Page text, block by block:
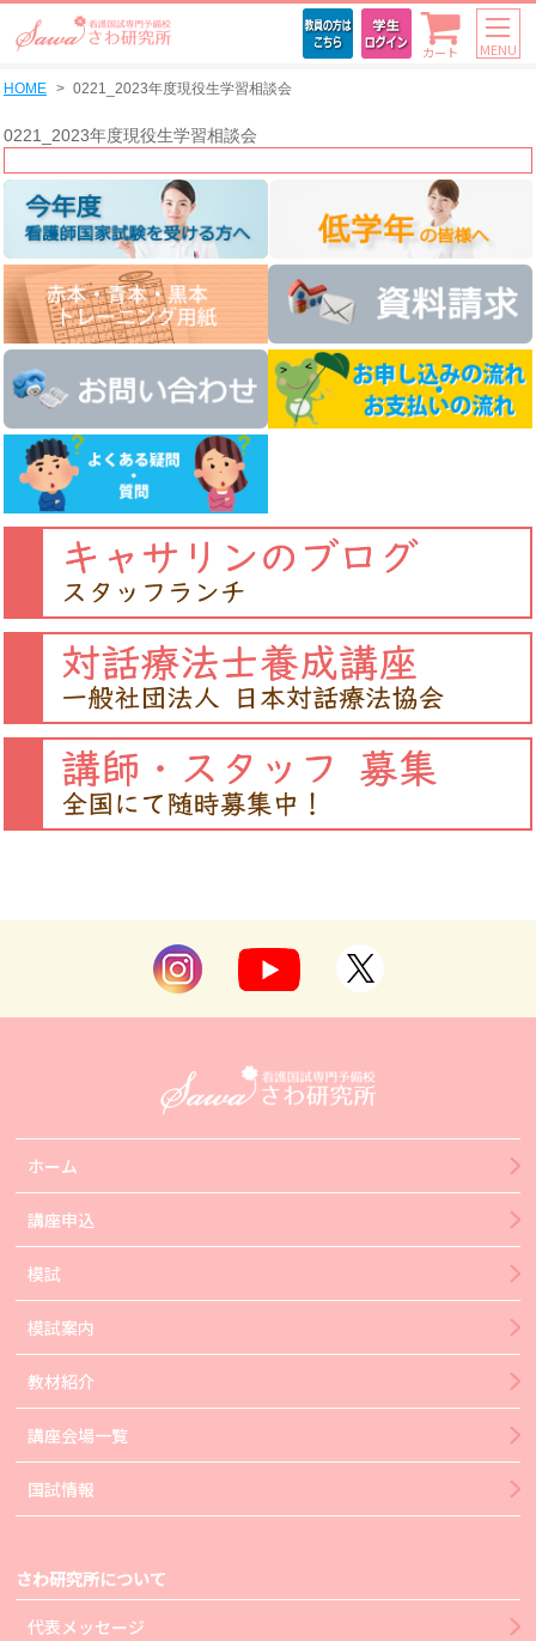
カート MENU
HOME 0221_2023年度現役生学習相談会
0221_2023年度現役生学習相談会
ホーム
講座申込
模試
模試案内
教材紹介
講座会場一覧
国試情報
さわ研究所について
代表メッセージ